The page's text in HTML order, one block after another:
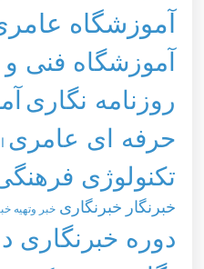
آموزشگاه
آموزشگاه فنی
روزنامه نگاری
حرفه ای عامری
تکنولوژی
خبرنگار خبرنگاری خبر وتهيه
دوره خبرنگاری